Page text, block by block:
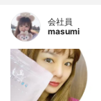
会社員
masumi